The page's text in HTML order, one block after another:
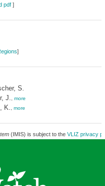
pdf]
]
S.
J.
more
K. more
(IMIS) is subject to the VLIZ privacy